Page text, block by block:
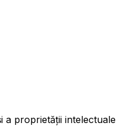
a proprietății intelectuale